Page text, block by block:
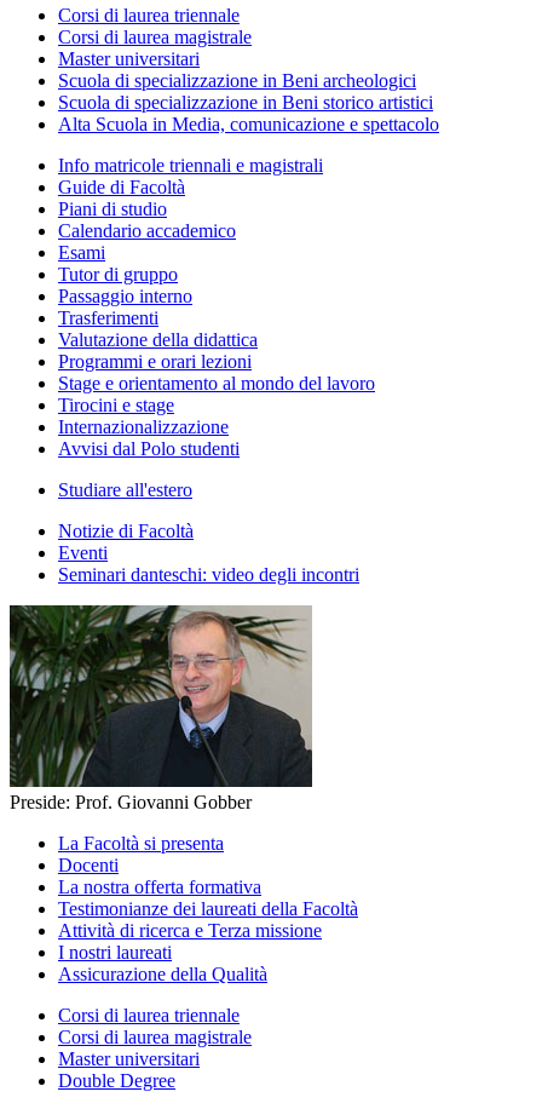
Corsi di laurea triennale
Corsi di laurea magistrale
Master universitari
Scuola di specializzazione in Beni archeologici
Scuola di specializzazione in Beni storico artistici
Alta Scuola in Media, comunicazione e spettacolo
Info matricole triennali e magistrali
Guide di Facoltà
Piani di studio
Calendario accademico
Esami
Tutor di gruppo
Passaggio interno
Trasferimenti
Valutazione della didattica
Programmi e orari lezioni
Stage e orientamento al mondo del lavoro
Tirocini e stage
Internazionalizzazione
Avvisi dal Polo studenti
Studiare all'estero
Notizie di Facoltà
Eventi
Seminari danteschi: video degli incontri
Preside: Prof. Giovanni Gobber
La Facoltà si presenta
Docenti
La nostra offerta formativa
Testimonianze dei laureati della Facoltà
Attività di ricerca e Terza missione
I nostri laureati
Assicurazione della Qualità
Corsi di laurea triennale
Corsi di laurea magistrale
Master universitari
Double Degree